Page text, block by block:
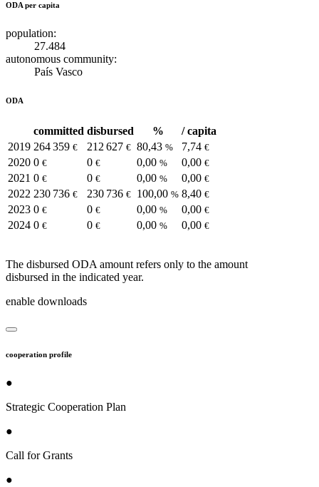
ODA per capita
population:
27.484
autonomous community:
País Vasco
ODA
committed disbursed %
/ capita
2019 264 359 € 212 627 € 80,43 % 7,74 €
2020 0 € 0 € 0,00 % 0,00 €
2021 0 € 0 € 0,00 % 0,00 €
2022 230 736 € 230 736 € 100,00 % 8,40 €
2023 0 € 0 € 0,00 % 0,00 €
2024 0 € 0 € 0,00 % 0,00 €
The disbursed ODA amount refers only to the amount
disbursed in the indicated year.
enable downloads
cooperation profile
●
Strategic Cooperation Plan
●
Call for Grants
●